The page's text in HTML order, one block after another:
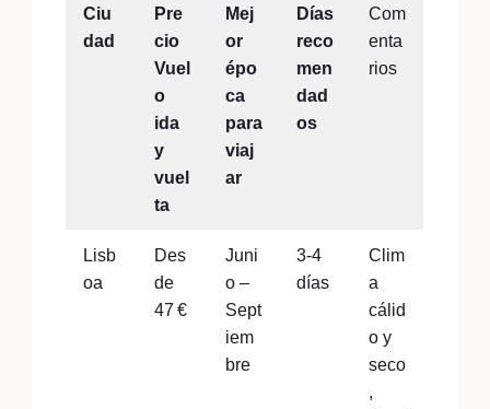
Ciu
dad
Pre
cio
Vuel
o
ida
y
vuel
ta
Mej
or
épo
ca
para
viaj
ar
Días
reco
men
dad
os
Com
enta
rios
Lisb
oa
Des
de
47 €
Juni
o –
Sept
iem
bre
3-4
días
Clim
a
cálid
o y
seco
,